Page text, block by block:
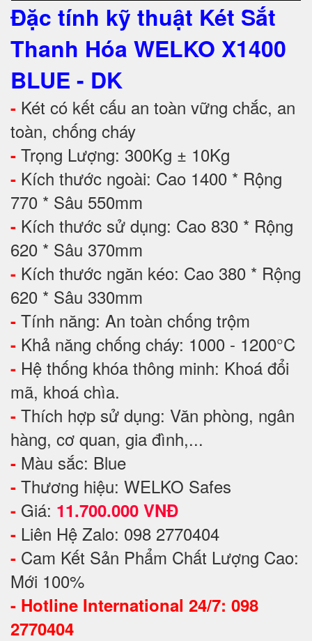
Đặc tính kỹ thuật Két Sắt
Thanh Hóa WELKO X1400
BLUE - DK
- Két có kết cấu an toàn vững chắc, an
toàn, chống cháy
- Trọng Lượng: 300Kg ± 10Kg
- Kích thước ngoài: Cao 1400 * Rộng
770 * Sâu 550mm
- Kích thước sử dụng: Cao 830 * Rộng
620 * Sâu 370mm
- Kích thước ngăn kéo: Cao 380 * Rộng
620 * Sâu 330mm
- Tính năng: An toàn chống trộm
- Khả năng chống cháy: 1000 - 1200°C
- Hệ thống khóa thông minh: Khoá đổi
mã, khoá chìa.
- Thích hợp sử dụng: Văn phòng, ngân
hàng, cơ quan, gia đình,...
- Màu sắc: Blue
- Thương hiệu: WELKO Safes
- Giá: 11.700.000 VNĐ
- Liên Hệ Zalo: 098 2770404
- Cam Kết Sản Phẩm Chất Lượng Cao:
Mới 100%
- Hotline International 24/7: 098
2770404